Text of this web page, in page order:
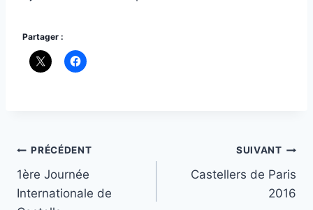
Partager :
Navigation
de
PRÉCÉDENT
1ère Journée
Internationale de
SUIVANT
Castellers de Paris
2016